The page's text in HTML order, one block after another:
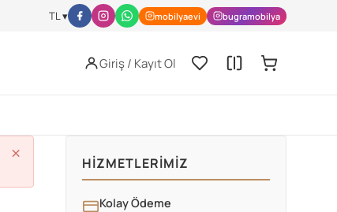
TL ▾ mobilyaevi bugramobilya
Giriş / Kayıt Ol
×
HIZMETLERIMIZ
Kolay Ödeme
nutrition/index.htmlJISSN Archive -https://